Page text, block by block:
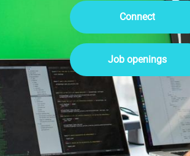
Connect
Job openings